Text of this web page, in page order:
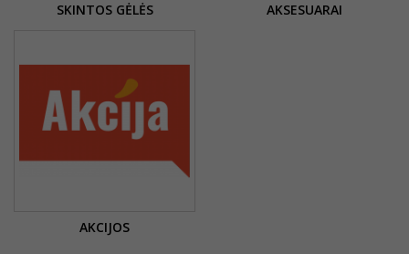
SKINTOS GĖLĖS AKSESUARAI
AKCIJOS